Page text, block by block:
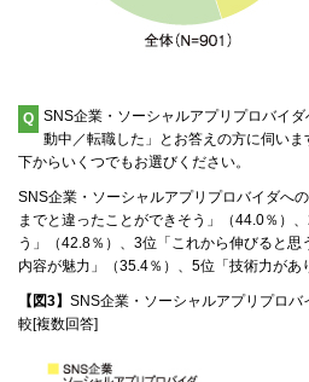
Q SNS企業・ソーシャルアプリプロバイ
動中／転職した」とお答えの方に伺い
下からいくつでもお選びください。
SNS企業・ソーシャルアプリプロバイダへ
までと違ったことができそう」（44.0％）
う」（42.8％）、3位「これから伸びると
内容が魅力」（35.4％）、5位「技術力があ
【図3】 SNS企業・ソーシャルアプリプロ
較[複数回答]